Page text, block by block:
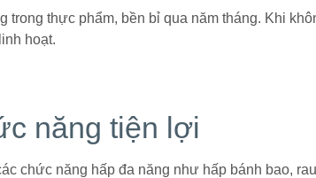
trong thực phẩm, bền bỉ qua năm tháng. Khi
hoạt.
năng tiện lợi
chức năng hấp đa năng như hấp bánh bao,